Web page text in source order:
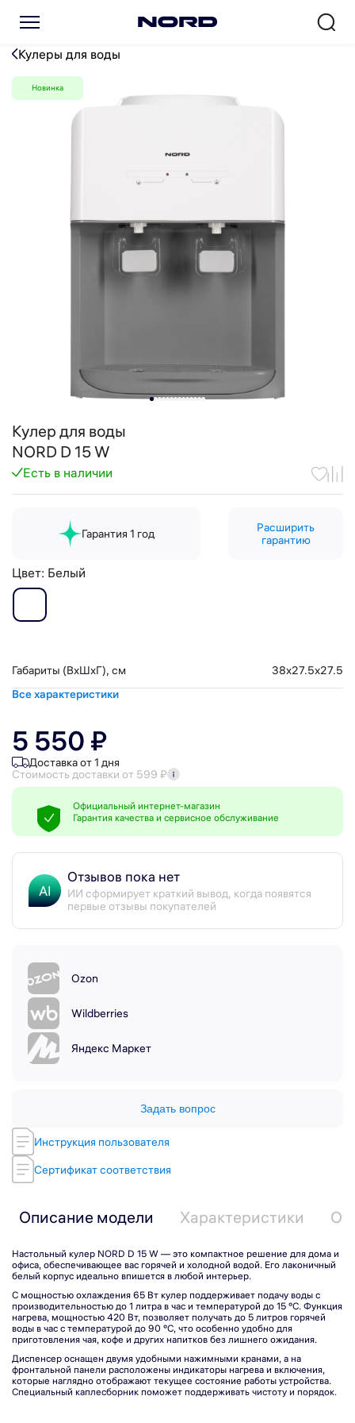
Кулер для воды NORD D 15
Кулеры для воды
Новинка
Инструкция пользователя
Сертификат соответствия
Кулер для воды
NORD D 15 W
Есть в наличии
Гарантия 1 год
Расширить
гарантию
Цвет: Белый
Габариты (ВхШхГ), см
38x27.5x27.5
Все характеристики
5 550 ₽
Доставка от 1 дня
Стоимость доставки от 599 ₽
Официальный интернет-магазин
Гарантия качества и сервисное обслуживание
AI
Отзывов пока нет
ИИ сформирует краткий вывод, когда появятся
первые отзывы покупателей
Ozon
Wildberries
Яндекс Маркет
Задать вопрос
Описание модели Характеристики
Настольный кулер NORD D 15 W — это компактное решение для дома и
офиса, обеспечивающее вас горячей и холодной водой. Его лаконичный
белый корпус идеально впишется в любой интерьер.
С мощностью охлаждения 65 Вт кулер поддерживает подачу воды с
производительностью до 1 литра в час и температурой до 15 °C. Функция
нагрева, мощностью 420 Вт, позволяет получать до 5 литров горячей
воды в час с температурой до 90 °C, что особенно удобно для
приготовления чая, кофе и других напитков без лишнего ожидания.
Диспенсер оснащен двумя удобными нажимными кранами, а на
фронтальной панели расположены индикаторы нагрева и включения,
которые наглядно отображают текущее состояние работы устройства.
Специальный каплесборник поможет поддерживать чистоту и порядок.